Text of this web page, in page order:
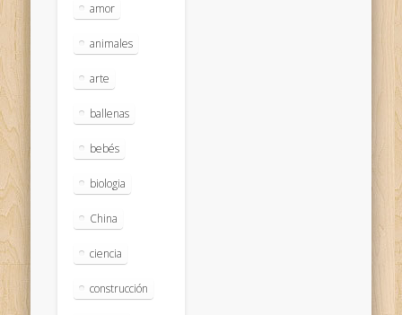
amor
animales
arte
ballenas
bebés
biologia
China
ciencia
construcción